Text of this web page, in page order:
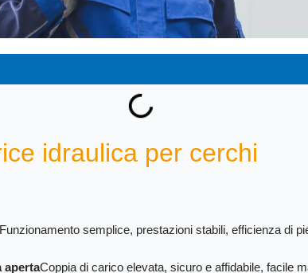
idraulica per cerchi
Funzionamento semplice, prestazioni stabili, efficienza di
apertaCoppia di carico elevata, sicuro e affidabile, facile